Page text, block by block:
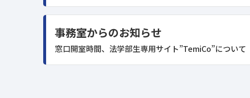
事務室からのお知らせ
窓口開室時間、法学部生専用サイト”TemiCo”について